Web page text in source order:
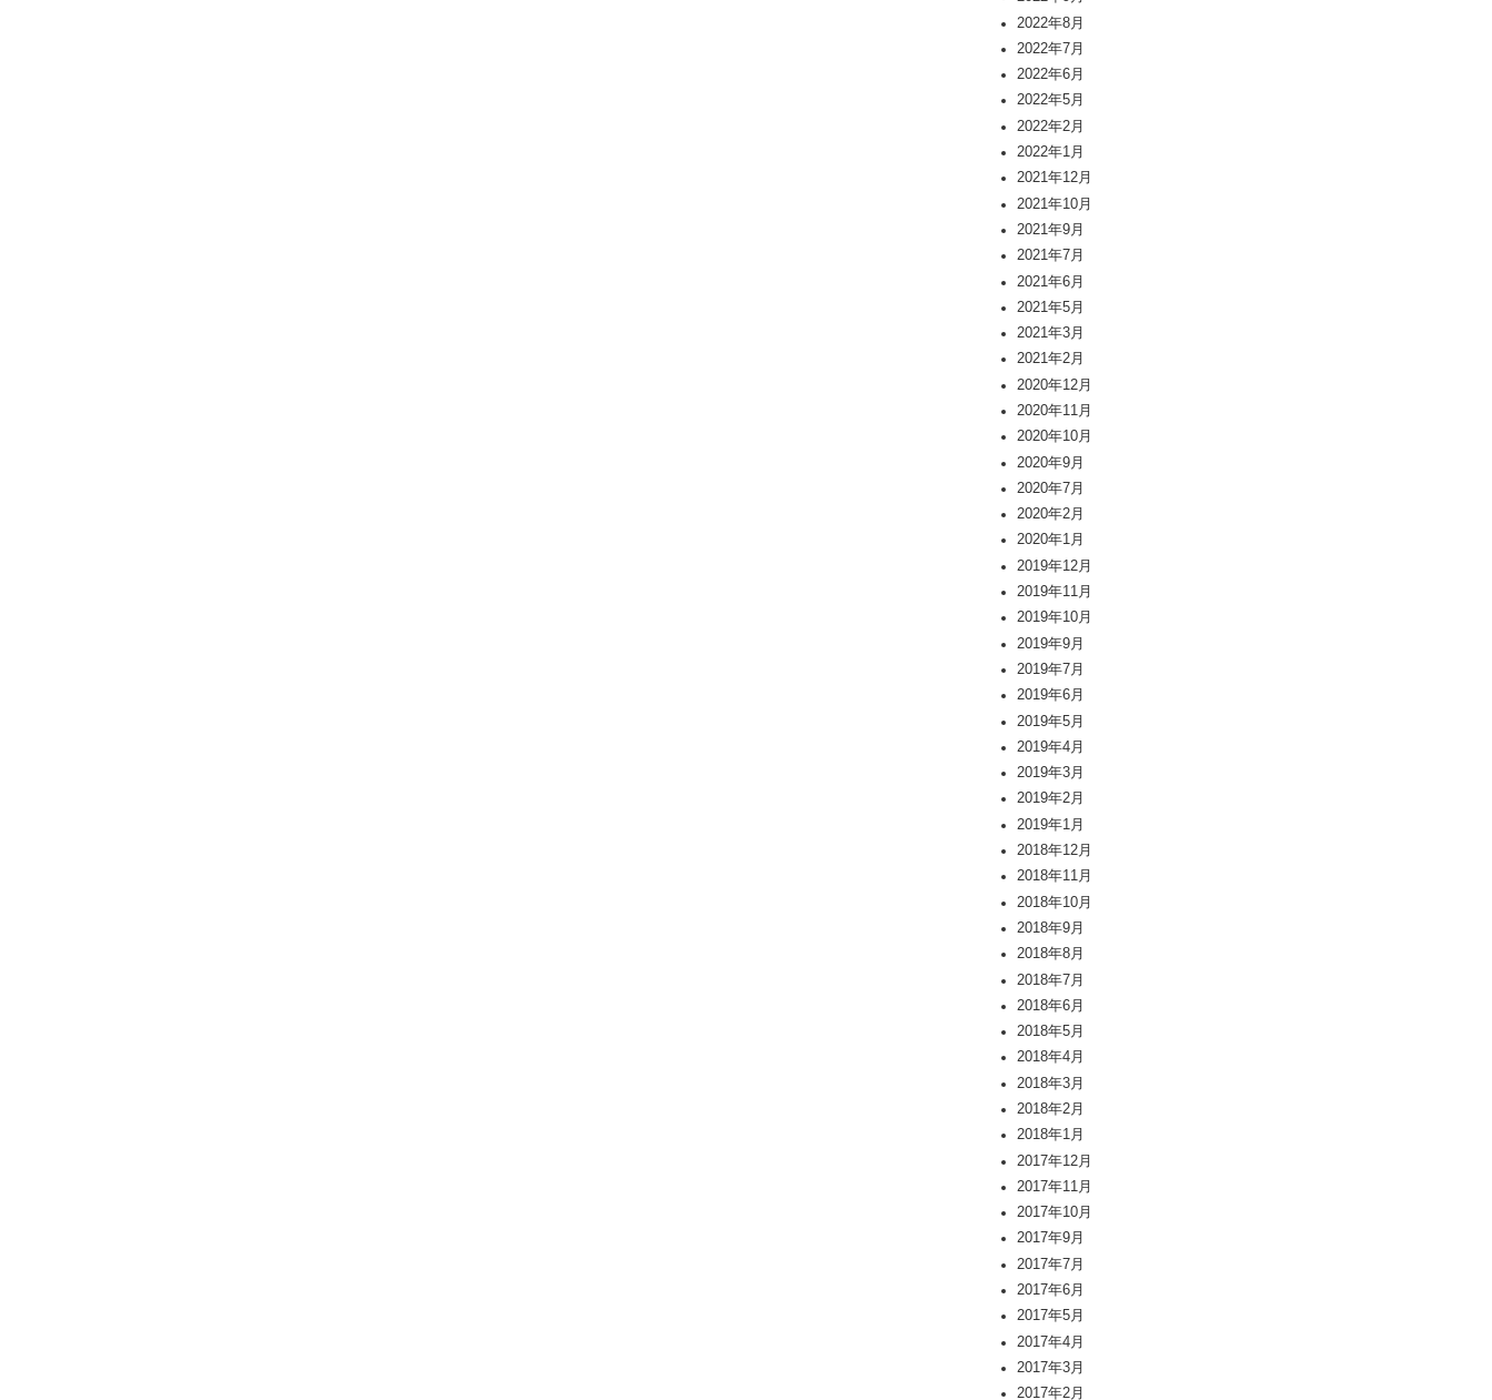
2022年8月
2022年7月
2022年6月
2022年5月
2022年2月
2022年1月
2021年12月
2021年10月
2021年9月
2021年7月
2021年6月
2021年5月
2021年3月
2021年2月
2020年12月
2020年11月
2020年10月
2020年9月
2020年7月
2020年2月
2020年1月
2019年12月
2019年11月
2019年10月
2019年9月
2019年7月
2019年6月
2019年5月
2019年4月
2019年3月
2019年2月
2019年1月
2018年12月
2018年11月
2018年10月
2018年9月
2018年8月
2018年7月
2018年6月
2018年5月
2018年4月
2018年3月
2018年2月
2018年1月
2017年12月
2017年11月
2017年10月
2017年9月
2017年7月
2017年6月
2017年5月
2017年4月
2017年3月
2017年2月